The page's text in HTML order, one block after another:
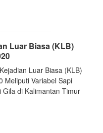
Luar Biasa (KLB)
Luar Biasa (KLB)
Meliputi Variabel Sapi
Gila di Kalimantan Timur